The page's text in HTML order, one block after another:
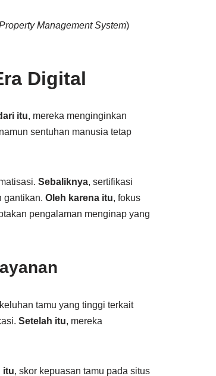
Management System)
Digital
itu, mereka menginginkan
sentuhan manusia tetap
Sebaliknya, sertifikasi
gantikan. Oleh karena itu, fokus
pengalaman menginap yang
tamu yang tinggi terkait
Setelah itu, mereka
itu, skor kepuasan tamu pada situs